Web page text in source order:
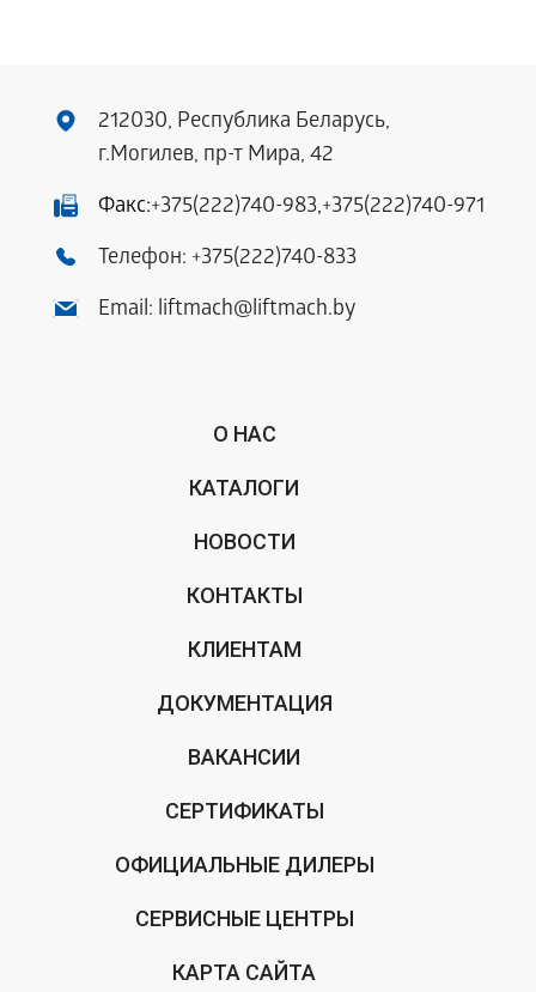
212030, Республика Беларусь,
г.Могилев, пр-т Мира, 42
Факс:+375(222)740-983,+375(222)740-971
Телефон: +375(222)740-833
Email: liftmach@liftmach.by
О НАС
КАТАЛОГИ
НОВОСТИ
КОНТАКТЫ
КЛИЕНТАМ
ДОКУМЕНТАЦИЯ
ВАКАНСИИ
СЕРТИФИКАТЫ
ОФИЦИАЛЬНЫЕ ДИЛЕРЫ
СЕРВИСНЫЕ ЦЕНТРЫ
КАРТА САЙТА